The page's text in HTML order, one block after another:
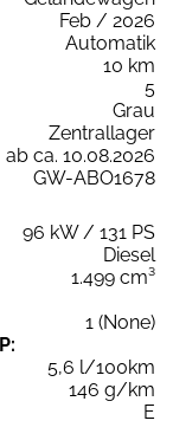
Feb / 2026
Automatik
10 km
5
Grau
Zentrallager
ab ca. 10.08.2026
GW-ABO1678
96 kW / 131 PS
Diesel
1.499 cm³
1 (None)
5,6 l/100km
146 g/km
E